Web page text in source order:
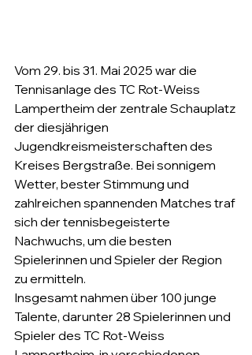
Vom 29. bis 31. Mai 2025 war die
Tennisanlage des TC Rot-Weiss
Lampertheim der zentrale Schauplatz
der diesjährigen
Jugendkreismeisterschaften des
Kreises Bergstraße. Bei sonnigem
Wetter, bester Stimmung und
zahlreichen spannenden Matches traf
sich der tennisbegeisterte
Nachwuchs, um die besten
Spielerinnen und Spieler der Region
zu ermitteln.
Insgesamt nahmen über 100 junge
Talente, darunter 28 Spielerinnen und
Spieler des TC Rot-Weiss